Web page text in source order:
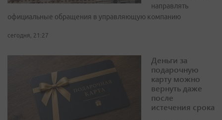
направлять
официальные обращения в управляющую компанию
сегодня, 21:27
Деньги за
подарочную
карту можно
вернуть даже
после
истечения срока